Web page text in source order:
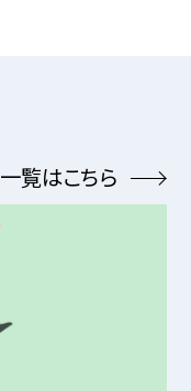
一覧はこちら